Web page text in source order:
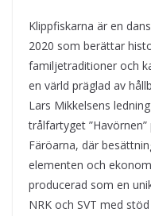
Klippfiskarna är en
2020 som berättar
familjetraditioner och
en värld präglad av
Lars Mikkelsens
trålfartyget
Färöarna, där
elementen och
producerad som en
NRK och SVT med